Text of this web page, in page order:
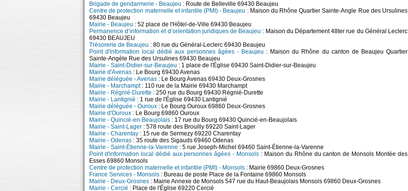
Brigade de gendarmerie - Beaujeu : Route de Belleville 69430 Beaujeu
Centre de protection maternelle et infantile (PMI) - Beaujeu : Maison du Rhône Quartier Sainte-Angle Rue des Ursulines
69430 Beaujeu
Mairie - Beaujeu : 52 place de l'Hôtel-de-Ville 69430 Beaujeu
Permanence d’information et d’orientation juridiques de Beaujeu : Maison du Département 48ter rue du Général Leclerc
69430 BEAUJEU
Trésorerie de Beaujeu : 80 rue du Général-Leclerc 69430 Beaujeu
Point d'information local dédié aux personnes âgées - Beaujeu : Maison du Rhône du canton de Beaujeu Quartier
Sainte-Angèle Rue des Ursulines 69430 Beaujeu
Mairie - Saint-Didier-sur-Beaujeu : 1 place de l'Église 69430 Saint-Didier-sur-Beaujeu
Mairie d'Avenas : Le Bourg 69430 Avenas
Mairie déléguée - Avenas : Le Bourg Avenas 69430 Deux-Grosnes
Mairie - Marchampt: 110 rue de la Mairie 69430 Marchampt
Mairie - Régnié-Durette : 250 rue du Bourg 69430 Régnié-Durette
Mairie - Lantignié : 1 rue de l'Église 69430 Lantignié
Mairie déléguée - Ouroux : Le Bourg Ouroux 69860 Deux-Grosnes
Mairie d'Ouroux : Le Bourg 69860 Ouroux
Mairie - Quincié-en-Beaujolais : 17 rue du Bourg 69430 Quincié-en-Beaujolais
Mairie - Saint-Lager : 578 route des Brouilly 69220 Saint-Lager
Mairie - Charentay : 15 rue de Sermezy 69220 Charentay
Mairie - Odenas : 35 route des Sigauds 69460 Odenas
Mairie - Saint-Étienne-la-Varenne : 5 rue Joseph-Michel 69460 Saint-Étienne-la-Varenne
Point d'information local dédié aux personnes âgées - Monsols : Maison du Rhône du canton de Monsols Montée des
Esses 69860 Monsols
Centre de protection maternelle et infantile (PMI) - Monsols : Mairie 69860 Deux-Grosnes
France Services - Monsols : Bureau de poste Place de la Fontaine 69860 Monsols
Mairie - Deux-Grosnes : Mairie Annexe de Monsols 547 rue du Haut-Beaujolais Monsols 69860 Deux-Grosnes
Mairie - Cercié : Place de l'Église 69220 Cercié